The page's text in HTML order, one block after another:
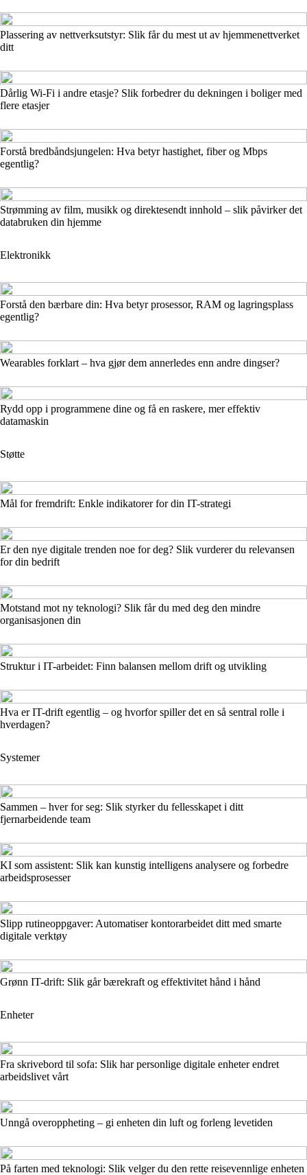
Plassering av nettverksutstyr: Slik får du mest ut av hjemmenettverket
ditt
Dårlig Wi‑Fi i andre etasje? Slik forbedrer du dekningen i boliger med
flere etasjer
Forstå bredbåndsjungelen: Hva betyr hastighet, fiber og Mbps
egentlig?
Strømming av film, musikk og direktesendt innhold – slik påvirker det
databruken din hjemme
Elektronikk
Forstå den bærbare din: Hva betyr prosessor, RAM og lagringsplass
egentlig?
Wearables forklart – hva gjør dem annerledes enn andre dingser?
Rydd opp i programmene dine og få en raskere, mer effektiv
datamaskin
Støtte
Mål for fremdrift: Enkle indikatorer for din IT-strategi
Er den nye digitale trenden noe for deg? Slik vurderer du relevansen
for din bedrift
Motstand mot ny teknologi? Slik får du med deg den mindre
organisasjonen din
Struktur i IT-arbeidet: Finn balansen mellom drift og utvikling
Hva er IT-drift egentlig – og hvorfor spiller det en så sentral rolle i
hverdagen?
Systemer
Sammen – hver for seg: Slik styrker du fellesskapet i ditt
fjernarbeidende team
KI som assistent: Slik kan kunstig intelligens analysere og forbedre
arbeidsprosesser
Slipp rutineoppgaver: Automatiser kontorarbeidet ditt med smarte
digitale verktøy
Grønn IT-drift: Slik går bærekraft og effektivitet hånd i hånd
Enheter
Fra skrivebord til sofa: Slik har personlige digitale enheter endret
arbeidslivet vårt
Unngå overoppheting – gi enheten din luft og forleng levetiden
På farten med teknologi: Slik velger du den rette reisevennlige enheten